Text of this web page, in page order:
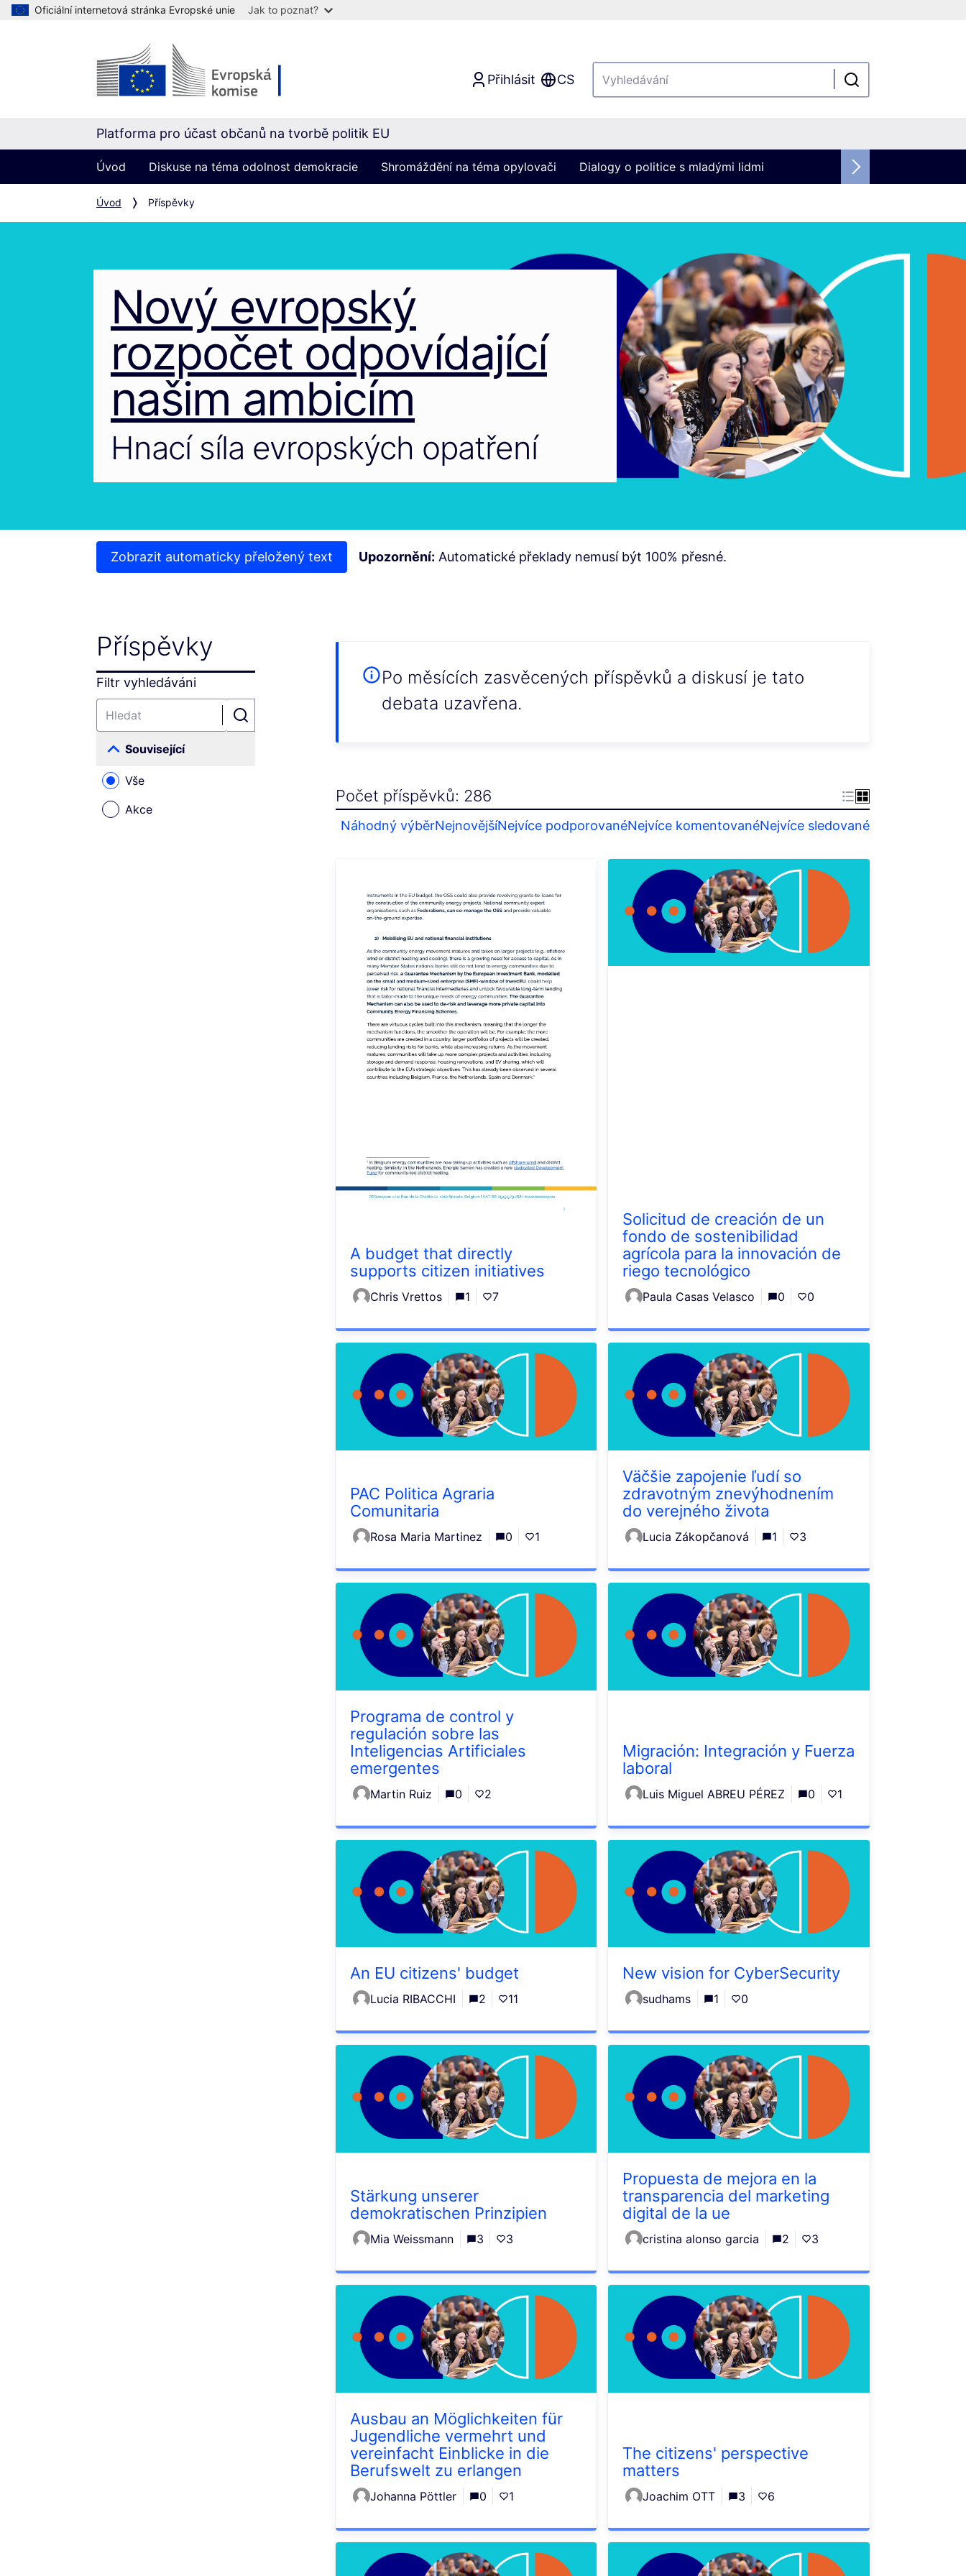
Oficiální internetová stránka Evropské unie Jak to poznat?
Přihlásit CS
Platforma pro účast občanů na tvorbě politik EU
Úvod Diskuse na téma odolnost demokracie Shromáždění na téma opylovači Dialogy o politice s mladými lidmi
Úvod Příspěvky
Nový evropský
rozpočet odpovídající
našim ambicím
Hnací síla evropských opatření
Zobrazit automaticky přeložený text Upozornění: Automatické překlady nemusí být 100% přesné.
Příspěvky
Filtr vyhledáváni
Související
Vše
Akce
Po měsících zasvěcených příspěvků a diskusí je tato
debata uzavřena.
Počet příspěvků: 286
Náhodný výběrNejnovějšíNejvíce podporovanéNejvíce komentovanéNejvíce sledované
A budget that directly
supports citizen initiatives
Chris Vrettos 1 7
Solicitud de creación de un
fondo de sostenibilidad
agrícola para la innovación de
riego tecnológico
Paula Casas Velasco 0 0
PAC Politica Agraria
Comunitaria
Rosa Maria Martinez 0 1
Väčšie zapojenie ľudí so
zdravotným znevýhodnením
do verejného života
Lucia Zákopčanová 1 3
Programa de control y
regulación sobre las
Inteligencias Artificiales
emergentes
Martin Ruiz 0 2
Migración: Integración y Fuerza
laboral
Luis Miguel ABREU PÉREZ 0 1
An EU citizens' budget
Lucia RIBACCHI 2 11
New vision for CyberSecurity
sudhams 1 0
Stärkung unserer
demokratischen Prinzipien
Mia Weissmann 3 3
Propuesta de mejora en la
transparencia del marketing
digital de la ue
cristina alonso garcia 2 3
Ausbau an Möglichkeiten für
Jugendliche vermehrt und
vereinfacht Einblicke in die
Berufswelt zu erlangen
Johanna Pöttler 0 1
The citizens' perspective
matters
Joachim OTT 3 6